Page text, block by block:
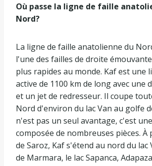
Où passe la ligne de faille
Nord?
La ligne de faille anatolienne du
l'une des failles de droite
plus rapides au monde. Kaf est une
active de 1100 km de long avec une
et un jet de redresseur. Il coupe
Nord d'environ du lac Van au golfe
n'est pas un seul avantage, c'est
composée de nombreuses pièces.
de Saroz, Kaf s'étend au nord du lac
de Marmara, le lac Sapanca,